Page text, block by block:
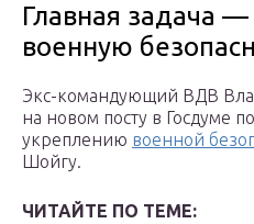
Главная задача —
военную
Экс-командующий ВДВ
на новом посту в Госдуме
укреплению военной
Шойгу.
ЧИТАЙТЕ ПО ТЕМЕ: